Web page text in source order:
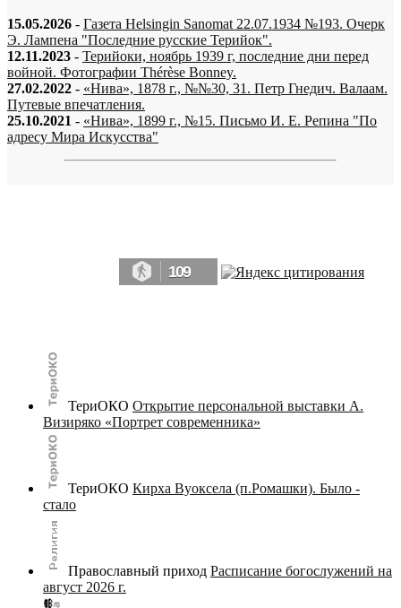
15.05.2026 - Газета Helsingin Sanomat 22.07.1934 №193. Очерк
Э. Лампена "Последние русские Терийок".
12.11.2023 - Терийоки, ноябрь 1939 г, последние дни перед
войной. Фотографии Thérèse Bonney.
27.02.2022 - «Нива», 1878 г., №№30, 31. Петр Гнедич. Валаам.
Путевые впечатления.
25.10.2021 - «Нива», 1899 г., №15. Письмо И. Е. Репина "По
адресу Мира Искусства"
109
ТериОКО Открытие персональной выставки А.
Визиряко «Портрет современника»
ТериОКО Кирха Вуоксела (п.Ромашки). Было -
стало
Православный приход Расписание богослужений на
август 2026 г.